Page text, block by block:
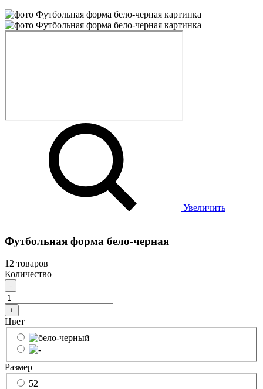
Увеличить
Футбольная форма бело-черная
12 товаров
Количество
-
+
Цвет
Размер
52